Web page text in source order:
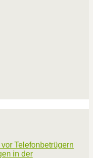
Telefonbetrügern
in der